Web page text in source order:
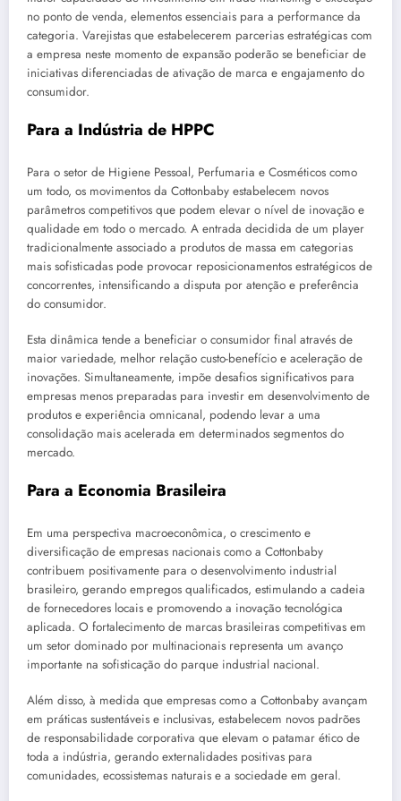
no ponto de venda, elementos essenciais para a performance da
categoria. Varejistas que estabelecerem parcerias estratégicas com
a empresa neste momento de expansão poderão se beneficiar de
iniciativas diferenciadas de ativação de marca e engajamento do
consumidor.
Para a Indústria de HPPC
Para o setor de Higiene Pessoal, Perfumaria e Cosméticos como
um todo, os movimentos da Cottonbaby estabelecem novos
parâmetros competitivos que podem elevar o nível de inovação e
qualidade em todo o mercado. A entrada decidida de um player
tradicionalmente associado a produtos de massa em categorias
mais sofisticadas pode provocar reposicionamentos estratégicos de
concorrentes, intensificando a disputa por atenção e preferência
do consumidor.
Esta dinâmica tende a beneficiar o consumidor final através de
maior variedade, melhor relação custo-benefício e aceleração de
inovações. Simultaneamente, impõe desafios significativos para
empresas menos preparadas para investir em desenvolvimento de
produtos e experiência omnicanal, podendo levar a uma
consolidação mais acelerada em determinados segmentos do
mercado.
Para a Economia Brasileira
Em uma perspectiva macroeconômica, o crescimento e
diversificação de empresas nacionais como a Cottonbaby
contribuem positivamente para o desenvolvimento industrial
brasileiro, gerando empregos qualificados, estimulando a cadeia
de fornecedores locais e promovendo a inovação tecnológica
aplicada. O fortalecimento de marcas brasileiras competitivas em
um setor dominado por multinacionais representa um avanço
importante na sofisticação do parque industrial nacional.
Além disso, à medida que empresas como a Cottonbaby avançam
em práticas sustentáveis e inclusivas, estabelecem novos padrões
de responsabilidade corporativa que elevam o patamar ético de
toda a indústria, gerando externalidades positivas para
comunidades, ecossistemas naturais e a sociedade em geral.